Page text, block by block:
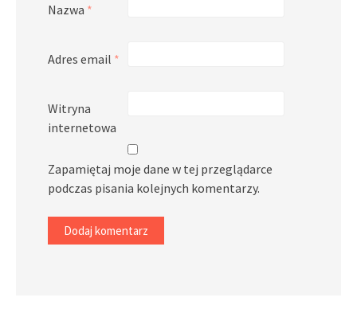
Nazwa *
Adres email *
Witryna
internetowa
Zapamiętaj moje dane w tej przeglądarce
podczas pisania kolejnych komentarzy.